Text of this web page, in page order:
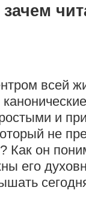
всей
и
не
Как он
его